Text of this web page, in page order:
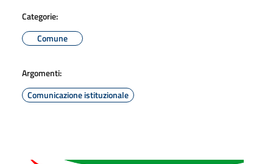
Categorie:
Comune
Argomenti:
Comunicazione istituzionale